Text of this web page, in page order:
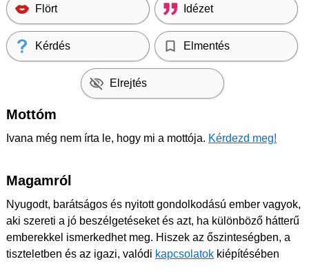
Flört Idézet
Kérdés Elmentés
Elrejtés
Mottóm
Ivana még nem írta le, hogy mi a mottója. Kérdezd meg!
Magamról
Nyugodt, barátságos és nyitott gondolkodású ember vagyok,
aki szereti a jó beszélgetéseket és azt, ha különböző hátterű
emberekkel ismerkedhet meg. Hiszek az őszinteségben, a
tiszteletben és az igazi, valódi kapcsolatok kiépítésében